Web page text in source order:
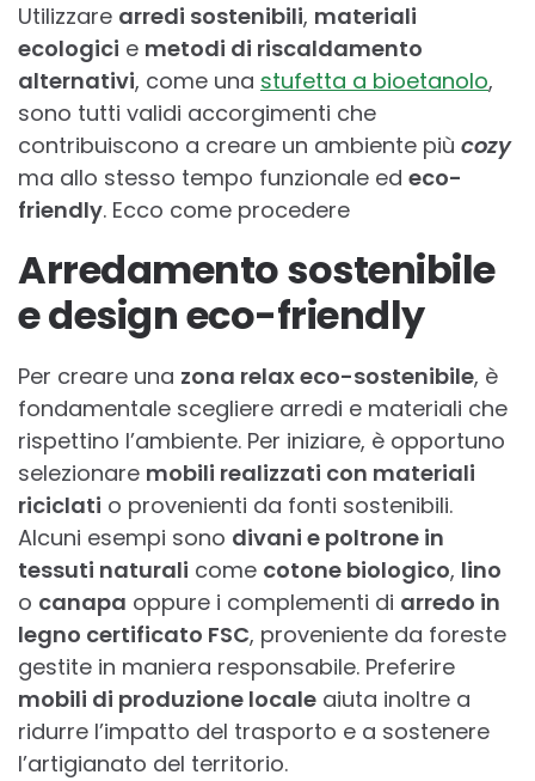
Utilizzare arredi sostenibili, materiali
ecologici e metodi di riscaldamento
alternativi, come una stufetta a bioetanolo,
sono tutti validi accorgimenti che
contribuiscono a creare un ambiente più cozy
ma allo stesso tempo funzionale ed eco-
friendly. Ecco come procedere
Arredamento sostenibile
e design eco-friendly
Per creare una zona relax eco-sostenibile, è
fondamentale scegliere arredi e materiali che
rispettino l’ambiente. Per iniziare, è opportuno
selezionare mobili realizzati con materiali
riciclati o provenienti da fonti sostenibili.
Alcuni esempi sono divani e poltrone in
tessuti naturali come cotone biologico, lino
o canapa oppure i complementi di arredo in
legno certificato FSC, proveniente da foreste
gestite in maniera responsabile. Preferire
mobili di produzione locale aiuta inoltre a
ridurre l’impatto del trasporto e a sostenere
l’artigianato del territorio.